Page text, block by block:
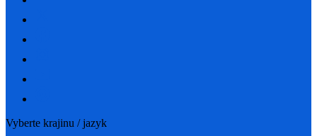
Vyberte krajinu / jazyk